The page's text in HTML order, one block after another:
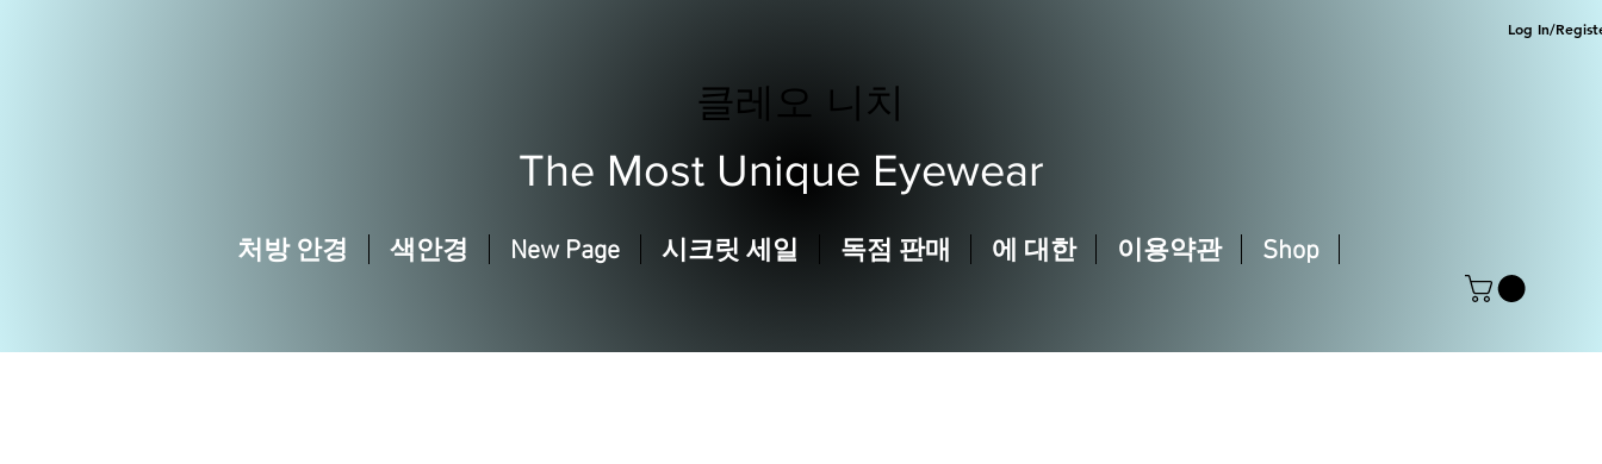
Log In/
클레오 니치
The Most Unique Eyewear
처방 안경 색안경 New Page 시크릿 세일 독점 판매 에 대한 이용약관 Shop